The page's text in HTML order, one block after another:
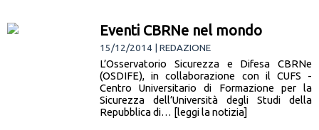
Eventi CBRNe nel mondo
15/12/2014 | REDAZIONE
L’Osservatorio Sicurezza e Difesa CBRNe
(OSDIFE), in collaborazione con il CUFS -
Centro Universitario di Formazione per la
Sicurezza dell’Università degli Studi della
Repubblica di… [leggi la notizia]